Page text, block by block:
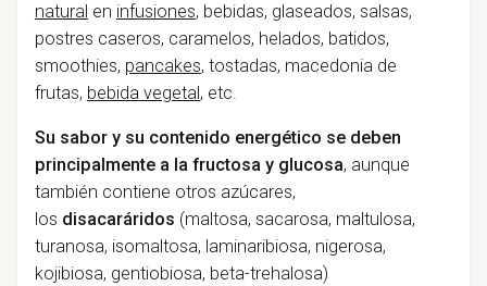
natural en infusiones, bebidas, glaseados, salsas,
postres caseros, caramelos, helados, batidos,
smoothies, pancakes, tostadas, macedonia de
frutas, bebida vegetal, etc.
Su sabor y su contenido energético se deben
principalmente a la fructosa y glucosa, aunque
también contiene otros azúcares,
los disacaráridos (maltosa, sacarosa, maltulosa,
turanosa, isomaltosa, laminaribiosa, nigerosa,
kojibiosa, gentiobiosa, beta-trehalosa)